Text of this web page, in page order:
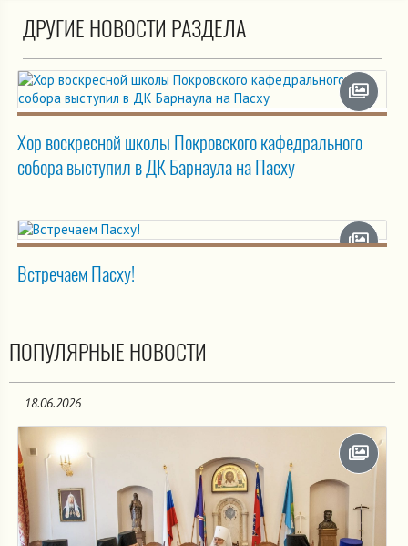
ДРУГИЕ НОВОСТИ РАЗДЕЛА
Хор воскресной школы Покровского кафедрального
собора выступил в ДК Барнаула на Пасху
Встречаем Пасху!
ПОПУЛЯРНЫЕ НОВОСТИ
18.06.2026